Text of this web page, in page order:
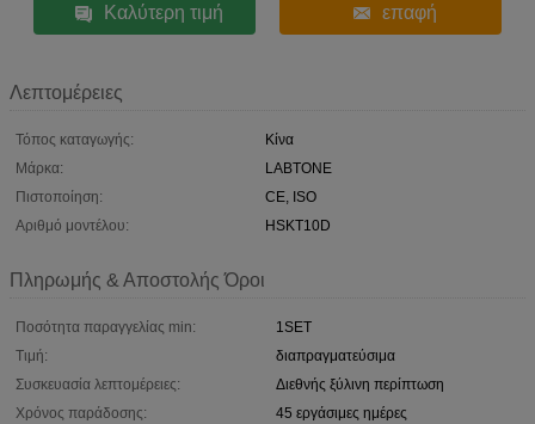
Καλύτερη τιμή επαφή
Λεπτομέρειες
Τόπος καταγωγής:
Κίνα
Μάρκα:
LABTONE
Πιστοποίηση:
CE, ISO
Αριθμό μοντέλου:
HSKT10D
Πληρωμής & Αποστολής Όροι
Ποσότητα παραγγελίας min:
1SET
Τιμή:
διαπραγματεύσιμα
Συσκευασία λεπτομέρειες:
Διεθνής ξύλινη περίπτωση
Χρόνος παράδοσης:
45 εργάσιμες ημέρες